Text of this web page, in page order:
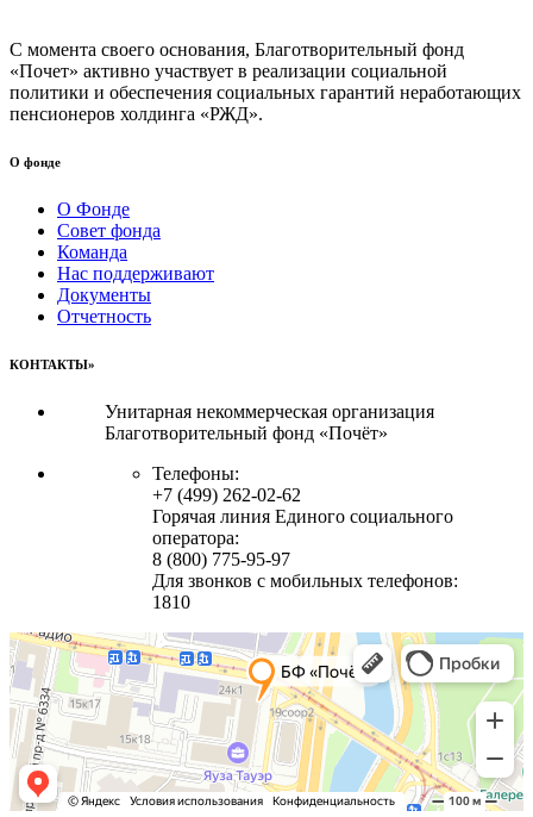
С момента своего основания, Благотворительный фонд
«Почет» активно участвует в реализации социальной
политики и обеспечения социальных гарантий неработающих
пенсионеров холдинга «РЖД».
О фонде
О Фонде
Совет фонда
Команда
Нас поддерживают
Документы
Отчетность
КОНТАКТЫ»
Унитарная некоммерческая организация
Благотворительный фонд «Почёт»
Телефоны:
+7 (499) 262-02-62
Горячая линия Единого социального
оператора:
8 (800) 775-95-97
Для звонков с мобильных телефонов:
1810